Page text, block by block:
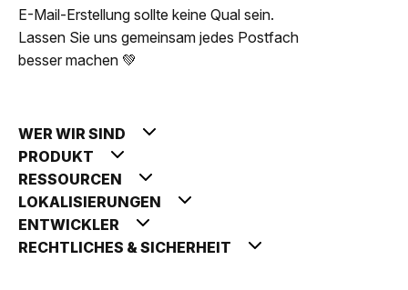
E-Mail-Erstellung sollte keine Qual sein.
Lassen Sie uns gemeinsam jedes Postfach
besser machen 💚
WER WIR SIND
PRODUKT
RESSOURCEN
LOKALISIERUNGEN
ENTWICKLER
RECHTLICHES & SICHERHEIT